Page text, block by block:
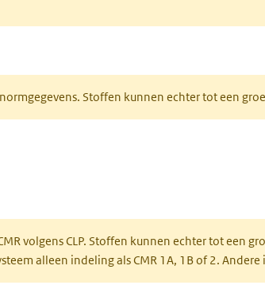
Stoffen kunnen echter tot een
volgens CLP. Stoffen kunnen echter tot een
alleen indeling als CMR 1A, 1B of 2.